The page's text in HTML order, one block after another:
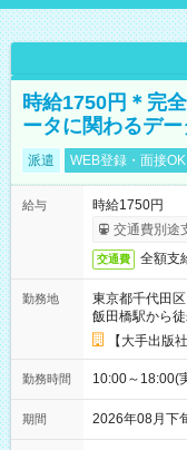
時給1750円＊完
ータに関わるデー
派遣 WEB登録・面接OK
給与
時給1750円
交通費別途
交通費 全額支
勤務地
東京都千代田区
飯田橋駅から
【大手出版
勤務時間 10:00～18:00(
期間 2026年08月下